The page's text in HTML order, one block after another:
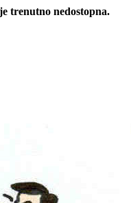
trenutno nedostopna.